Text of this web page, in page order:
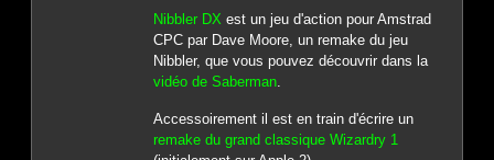
Nibbler DX est un jeu d'action pour Amstrad
CPC par Dave Moore, un remake du jeu
Nibbler, que vous pouvez découvrir dans la
vidéo de Saberman.
Accessoirement il est en train d'écrire un
remake du grand classique Wizardry 1